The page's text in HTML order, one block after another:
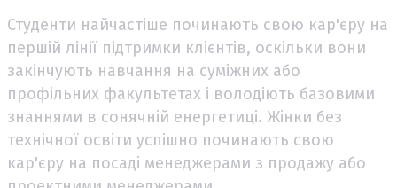
Студенти найчастіше починають свою кар'єру на
першій лінії підтримки клієнтів, оскільки вони
закінчують навчання на суміжних або
профільних факультетах і володіють базовими
знаннями в сонячній енергетиці. Жінки без
технічної освіти успішно починають свою
кар'єру на посаді менеджерами з продажу або